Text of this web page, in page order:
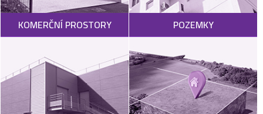
KOMERČNÍ PROSTORY POZEMKY
POPTAT
NEMOVITOST
VÝKUP
NEMOVITOSTÍ
SPONZORUJEME